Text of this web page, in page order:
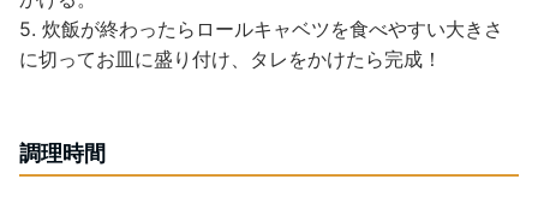
5. 炊飯が終わったらロールキャベツを食べやすい大きさ
に切ってお皿に盛り付け、タレをかけたら完成！
調理時間